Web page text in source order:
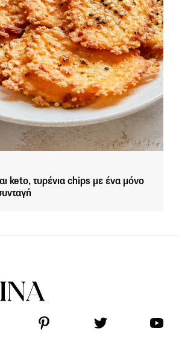
keto, τυρένια chips με ένα μόνο